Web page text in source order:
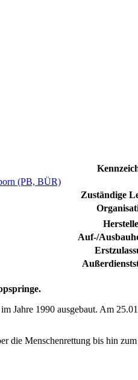
(PB, BÜR)
Zuständige
Auf-/
Jahre 1990 ausgebaut. Am
die Menschenrettung bis hin